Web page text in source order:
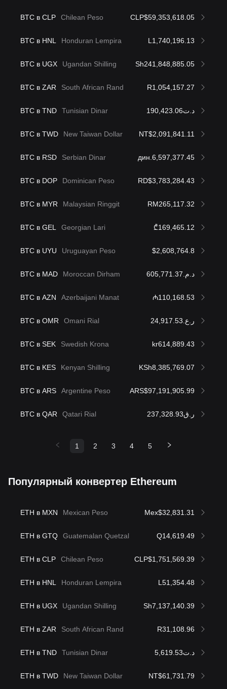
BTC в CLP Chilean Peso CLP$59,353,618.05
BTC в HNL Honduran Lempira L1,740,196.13
BTC в UGX Ugandan Shilling Sh241,848,885.05
BTC в ZAR South African Rand R1,054,157.27
BTC в TND Tunisian Dinar د.ت190,423.06
BTC в TWD New Taiwan Dollar NT$2,091,841.11
BTC в RSD Serbian Dinar дин.6,597,377.45
BTC в DOP Dominican Peso RD$3,783,284.43
BTC в MYR Malaysian Ringgit RM265,117.32
BTC в GEL Georgian Lari ₾169,465.12
BTC в UYU Uruguayan Peso $2,608,764.8
BTC в MAD Moroccan Dirham د.م.605,771.37
BTC в AZN Azerbaijani Manat ₼110,168.53
BTC в OMR Omani Rial ر.ع.24,917.53
BTC в SEK Swedish Krona kr614,889.43
BTC в KES Kenyan Shilling KSh8,385,769.07
BTC в ARS Argentine Peso ARS$97,191,905.99
BTC в QAR Qatari Rial ر.ق237,328.93
1 2 3 4 5
Популярный конвертер Ethereum
ETH в MXN Mexican Peso Mex$32,831.31
ETH в GTQ Guatemalan Quetzal Q14,619.49
ETH в CLP Chilean Peso CLP$1,751,569.39
ETH в HNL Honduran Lempira L51,354.48
ETH в UGX Ugandan Shilling Sh7,137,140.39
ETH в ZAR South African Rand R31,108.96
ETH в TND Tunisian Dinar د.ت5,619.53
ETH в TWD New Taiwan Dollar NT$61,731.79